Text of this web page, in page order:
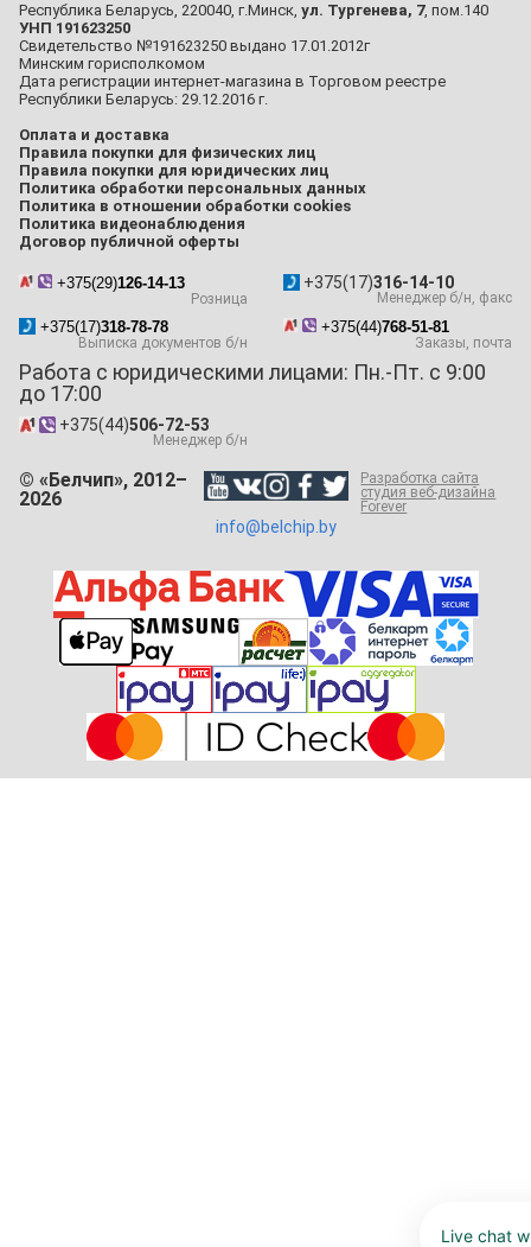
Республика Беларусь, 220040, г.Минск, ул. Тургенева, 7, пом.140
УНП 191623250
Свидетельство №191623250 выдано 17.01.2012г
Минским горисполкомом
Дата регистрации интернет-магазина в Торговом реестре
Республики Беларусь: 29.12.2016 г.
Оплата и доставка
Правила покупки для физических лиц
Правила покупки для юридических лиц
Политика обработки персональных данных
Политика в отношении обработки cookies
Политика видеонаблюдения
Договор публичной оферты
+375(29)126-14-13
Розница
+375(17)316-14-10
Менеджер б/н, факс
+375(17)318-78-78
Выписка документов б/н
+375(44)768-51-81
Заказы, почта
+375(44)506-72-53
Менеджер б/н
Работа с юридическими лицами: Пн.-Пт. с 9:00
до 17:00
info@belchip.by
© «Белчип», 2012–
2026
Разработка сайта
студия веб-дизайна
Forever
Live chat